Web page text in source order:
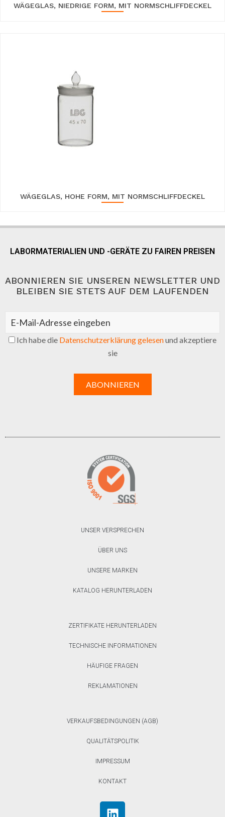
WÄGEGLAS, NIEDRIGE FORM, MIT NORMSCHLIFFDECKEL
WÄGEGLAS, HOHE FORM, MIT NORMSCHLIFFDECKEL
LABORMATERIALIEN UND -GERÄTE ZU FAIREN PREISEN
ABONNIEREN SIE UNSEREN NEWSLETTER UND
BLEIBEN SIE STETS AUF DEM LAUFENDEN
Ich habe die Datenschutzerklärung gelesenund akzeptiere
sie
UNSER VERSPRECHEN
ÜBER UNS
UNSERE MARKEN
KATALOG HERUNTERLADEN
ZERTIFIKATE HERUNTERLADEN
TECHNISCHE INFORMATIONEN
HÄUFIGE FRAGEN
REKLAMATIONEN
VERKAUFSBEDINGUNGEN (AGB)
QUALITÄTSPOLITIK
IMPRESSUM
KONTAKT